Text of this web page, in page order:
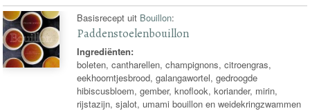
Basisrecept uit Bouillon:
Paddenstoelenbouillon
Ingrediënten:
boleten, cantharellen, champignons, citroengras,
eekhoorntjesbrood, galangawortel, gedroogde
hibiscusbloem, gember, knoflook, koriander, mirin,
rijstazijn, sjalot, umami bouillon en weidekringzwammen